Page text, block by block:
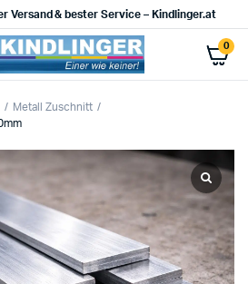
Versand & bester Service – Kindlinger.at
0
Metall Zuschnitt